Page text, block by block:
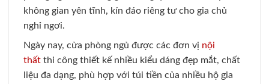
không gian yên tĩnh, kín đáo riêng tư cho gia chủ
nghỉ ngơi.
Ngày nay, cửa phòng ngủ được các đơn vị nội
thất thi công thiết kế nhiều kiểu dáng đẹp mắt, chất
liệu đa dạng, phù hợp với túi tiền của nhiều hộ gia